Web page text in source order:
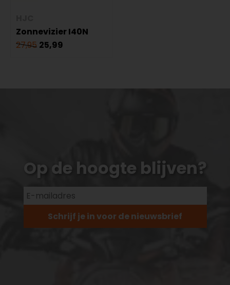
Zonnevizier I40N
27,95 25,99
Op de hoogte blijven?
Schrijf je in voor de nieuwsbrief